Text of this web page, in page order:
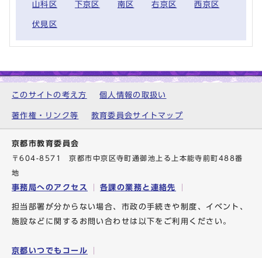
山科区 下京区 南区 右京区 西京区
伏見区
このサイトの考え方 個人情報の取扱い
著作権・リンク等 教育委員会サイトマップ
京都市教育委員会
〒604-8571 京都市中京区寺町通御池上る上本能寺前町488番
地
事務局へのアクセス 各課の業務と連絡先
担当部署が分からない場合、市政の手続きや制度、イベント、
施設などに関するお問い合わせは以下をご利用ください。
京都いつでもコール